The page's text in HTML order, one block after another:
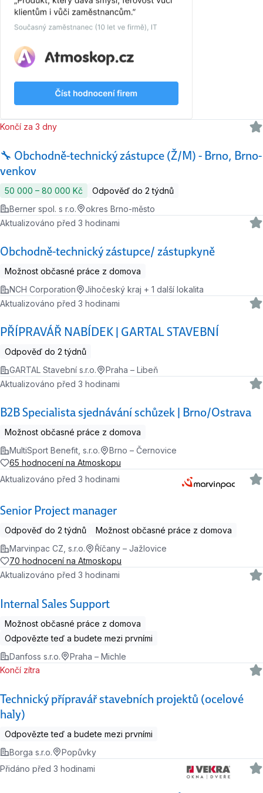
🔧 Obchodně-technický zástupce (Ž/M) - Brno, Brno-
venkov
Končí za 3 dny
50 000 ‍–‍ 80 000 Kč
Odpověď do 2 týdnů
Berner spol. s r.o.
okres Brno-město
Obchodně-technický zástupce/ zástupkyně
Aktualizováno před 3 hodinami
Možnost občasné práce z domova
NCH Corporation
Jihočeský kraj + 1 další lokalita
PŘÍPRAVÁŘ NABÍDEK | GARTAL STAVEBNÍ
Aktualizováno před 3 hodinami
Odpověď do 2 týdnů
GARTAL Stavební s.r.o.
Praha – Libeň
B2B Specialista sjednávání schůzek | Brno/Ostrava
Aktualizováno před 3 hodinami
Možnost občasné práce z domova
MultiSport Benefit, s.r.o.
Brno – Černovice
65 hodnocení na Atmoskopu
Senior Project manager
Aktualizováno před 3 hodinami
Odpověď do 2 týdnů
Možnost občasné práce z domova
Marvinpac CZ, s.r.o.
Říčany – Jažlovice
70 hodnocení na Atmoskopu
Internal Sales Support
Aktualizováno před 3 hodinami
Možnost občasné práce z domova
Odpovězte teď a budete mezi prvními
Danfoss s.r.o.
Praha – Michle
Technický přípravář stavebních projektů (ocelové
haly)
Končí zítra
Odpovězte teď a budete mezi prvními
Borga s.r.o.
Popůvky
Přidáno před 3 hodinami